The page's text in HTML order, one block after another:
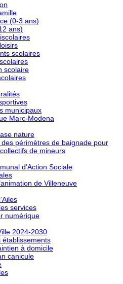
(0-3 ans)
ans)
scolaires
scolaire
municipaux
Marc-Modena
nature
des périmètres de baignade pour
de mineurs
d’Action Sociale
de Villeneuve
services
numérique
2024-2030
établissements
à domicile
canicule